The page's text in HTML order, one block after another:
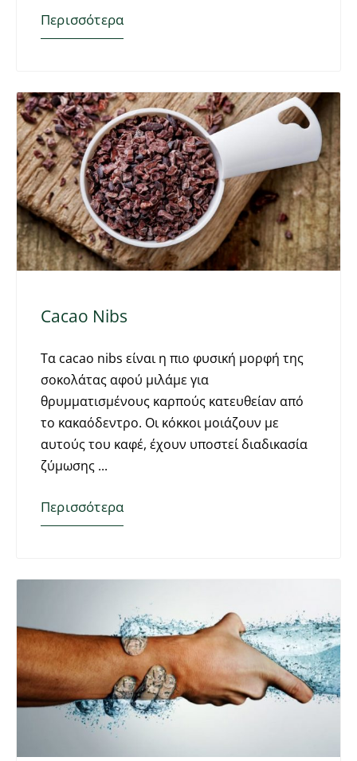
Περισσότερα
Cacao Nibs
Τα cacao nibs είναι η πιο φυσική μορφή της
σοκολάτας αφού μιλάμε για
θρυμματισμένους καρπούς κατευθείαν από
το κακαόδεντρο. Οι κόκκοι μοιάζουν με
αυτούς του καφέ, έχουν υποστεί διαδικασία
ζύμωσης
Περισσότερα